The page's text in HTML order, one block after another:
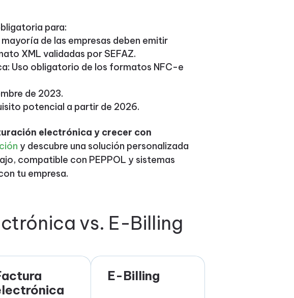
para:
de las empresas deben emitir
XML validadas por SEFAZ.
Uso obligatorio de los formatos NFC-e
de 2023.
potencial a partir de 2026.
electrónica y crecer con
y descubre una solución personalizada
compatible con PEPPOL y sistemas
tu empresa.
vs. E-Billing
E-Billing